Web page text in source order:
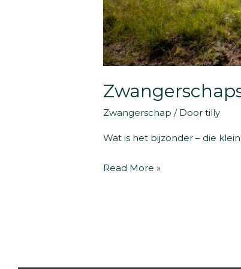
Zwangerschap / Doortilly
Wat is het bijzonder – die
Zwangerschapsshoot
Read More »